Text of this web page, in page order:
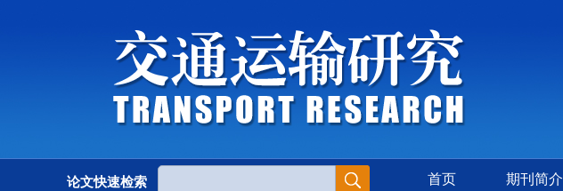
论文快速检索 首页 期刊简介